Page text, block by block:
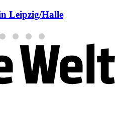
Leipzig/Halle